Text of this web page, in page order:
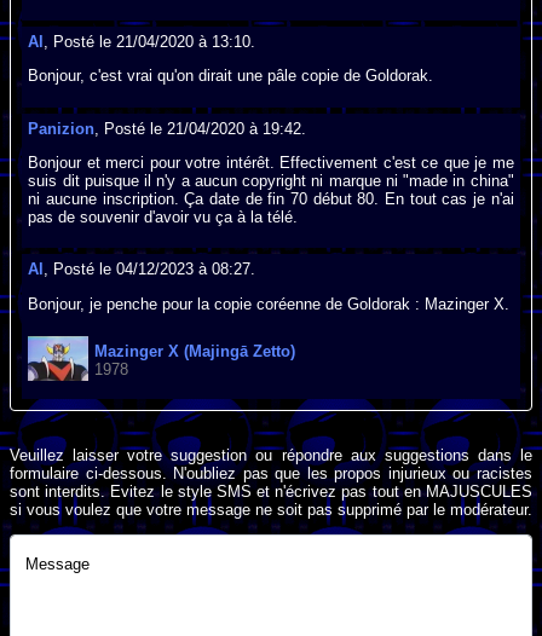
Al , Posté le 21/04/2020 à 13:10.
Bonjour, c'est vrai qu'on dirait une pâle copie de Goldorak.
Panizion , Posté le 21/04/2020 à 19:42.
Bonjour et merci pour votre intérêt. Effectivement c'est ce que je me
suis dit puisque il n'y a aucun copyright ni marque ni "made in china"
ni aucune inscription. Ça date de fin 70 début 80. En tout cas je n'ai
pas de souvenir d'avoir vu ça à la télé.
Al , Posté le 04/12/2023 à 08:27.
Bonjour, je penche pour la copie coréenne de Goldorak : Mazinger X.
Mazinger X (Majingā Zetto)
1978
Veuillez laisser votre suggestion ou répondre aux suggestions dans le
formulaire ci-dessous. N'oubliez pas que les propos injurieux ou racistes
sont interdits. Evitez le style SMS et n'écrivez pas tout en MAJUSCULES
si vous voulez que votre message ne soit pas supprimé par le modérateur.
Message